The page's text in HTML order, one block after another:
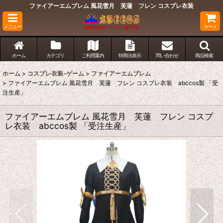
ファイアーエムブレム 風花雪月 芙蓮 フレン コスプレ衣装
メニュー カート
ホーム カテゴリ ご利用案内 特商法表示 問い合わせ 商品検索
ホーム > コスプレ衣装-ゲーム > ファイアーエムブレム
> ファイアーエムブレム 風花雪月 芙蓮 フレン コスプレ衣装 abccos製 「受
注生産」
ファイアーエムブレム 風花雪月 芙蓮 フレン コスプ
レ衣装 abccos製 「受注生産」